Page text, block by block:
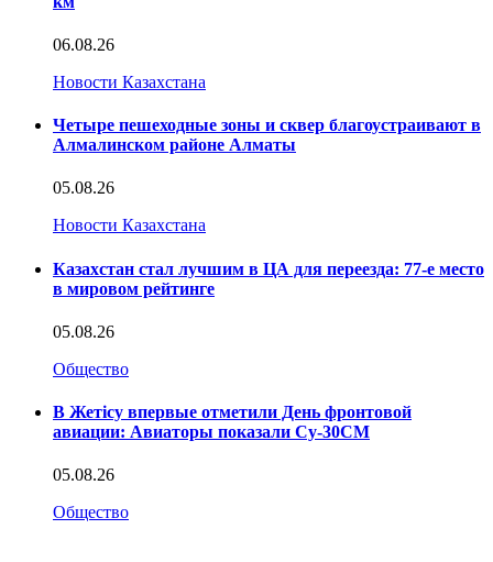
06.08.26
Новости Казахстана
Четыре пешеходные зоны и сквер благоустраивают в
Алмалинском районе Алматы
05.08.26
Новости Казахстана
Казахстан стал лучшим в ЦА для переезда: 77-е место
в мировом рейтинге
05.08.26
Общество
В Жетісу впервые отметили День фронтовой
авиации: Авиаторы показали Су-30СМ
05.08.26
Общество